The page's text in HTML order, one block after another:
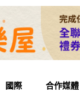
國際 合作媒體